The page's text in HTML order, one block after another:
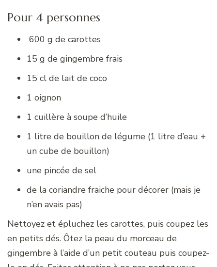
Pour 4 personnes
600 g de carottes
15 g de gingembre frais
15 cl de lait de coco
1 oignon
1 cuillère à soupe d’huile
1 litre de bouillon de légume (1 litre d’eau +
un cube de bouillon)
une pincée de sel
de la coriandre fraiche pour décorer (mais je
n’en avais pas)
Nettoyez et épluchez les carottes, puis coupez les
en petits dés. Ôtez la peau du morceau de
gingembre à l’aide d’un petit couteau puis coupez-